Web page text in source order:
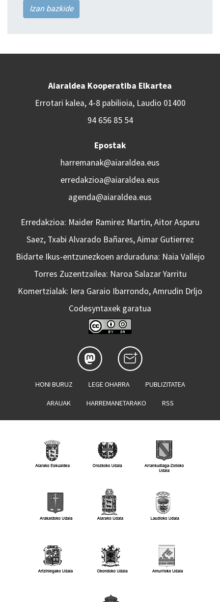
Izan bazkide
Aiaraldea Kooperatiba Elkartea
Errotari kalea, 4-8 pabilioia, Laudio 01400
94 656 85 54
Epostak
harremanak@aiaraldea.eus
erredakzioa@aiaraldea.eus
agenda@aiaraldea.eus
Erredakzioa: Maider Ramirez Martin, Aitor Aspuru
Saez, Txabi Alvarado Bañares, Aimar Gutierrez
Bidarte Ikus-entzunezkoen arduraduna: Naia Vallejo
Torres Zuzentzailea: Naroa Salazar Yarritu
Komertzialak: Iera Garaio Ibarrondo, Amrudin Drljo
Codesyntaxek garatua
HONI BURUZ LEGE OHARRA PUBLIZITATEA
ARAUAK HARREMANETARAKO RSS